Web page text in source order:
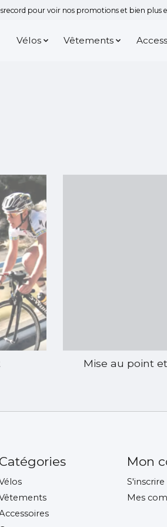
pour voir nos promotions et bien plus
Vélos Vêtements
Mise au point
Catégories Mon
S'inscrire
Mes